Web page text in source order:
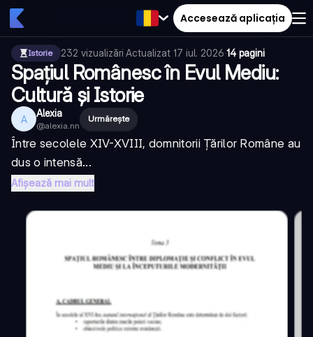
Accesează aplicația
Istorie 232 vizualizări·Actualizat 17 iul. 2026·14 pagini
Spațiul Românesc în Evul Mediu:
Cultură și Istorie
A Alexia
@alexia.nn
Urmărește
Între secolele XIV-XVIII, domnitorii Țărilor Române au
dus o intensă...
Afișează mai mult